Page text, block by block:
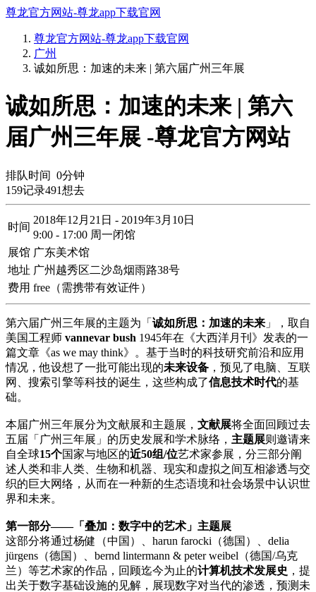
尊龙官方网站-尊龙app下载官网
尊龙官方网站-尊龙app下载官网
广州
诚如所思：加速的未来 | 第六届广州三年展
诚如所思：加速的未来 | 第六
届广州三年展 -尊龙官方网站
排队时间 0分钟
159记录491想去
时间
2018年12月21日 - 2019年3月10日
9:00 - 17:00 周一闭馆
展馆 广东美术馆
地址 广州越秀区二沙岛烟雨路38号
费用 free（需携带有效证件）
第六届广州三年展的主题为「 诚如所思：加速的未来 」，取自
美国工程师 vannevar bush 1945年在《大西洋月刊》发表的一
篇文章《as we may think》。基于当时的科技研究前沿和应用
情况，他设想了一批可能出现的未来设备 ，预见了电脑、互联
网、搜索引擎等科技的诞生，这些构成了信息技术时代的基
础。
本届广州三年展分为文献展和主题展， 文献展将全面回顾过去
五届「广州三年展」的历史发展和学术脉络， 主题展则邀请来
自全球15个国家与地区的近50组/位艺术家参展，分三部分阐
述人类和非人类、生物和机器、现实和虚拟之间互相渗透与交
织的巨大网络，从而在一种新的生态语境和社会场景中认识世
界和未来。
第一部分——「叠加：数字中的艺术」主题展
这部分将通过杨健（中国）、harun farocki（德国）、delia
jürgens（德国）、bernd lintermann & peter weibel（德国/乌克
兰）等艺术家的作品，回顾迄今为止的计算机技术发展史 ，提
出关于数字基础设施的见解，展现数字对当代的渗透，预测未